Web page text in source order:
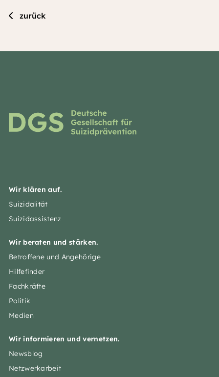
zurück
Wir klären auf.
Suizidalität
Suizidassistenz
Wir beraten und stärken.
Betroffene und Angehörige
Hilfefinder
Fachkräfte
Politik
Medien
Wir informieren und vernetzen.
Newsblog
Netzwerkarbeit